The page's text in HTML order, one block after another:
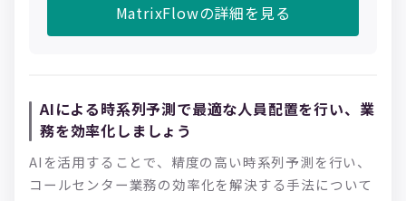
MatrixFlowの詳細を見る
AIによる時系列予測で最適な人員配置を行い、業
務を効率化しましょう
AIを活用することで、精度の高い時系列予測を行い、
コールセンター業務の効率化を解決する手法について